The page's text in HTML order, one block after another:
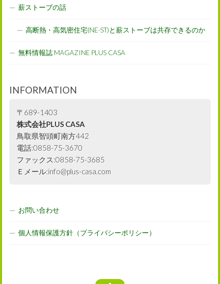
薪ストーブの話
高断熱・高気密住宅(NE-ST)と薪ストーブは共存できるのか
無料情報誌 MAGAZINE PLUS CASA
INFORMATION
〒689-1403
株式会社PLUS CASA
鳥取県智頭町南方442
電話:0858-75-3670
ファックス:0858-75-3685
Ｅメール:info@plus-casa.com
お問い合わせ
個人情報保護方針（プライバシーポリシー）